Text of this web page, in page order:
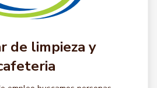
de limpieza y